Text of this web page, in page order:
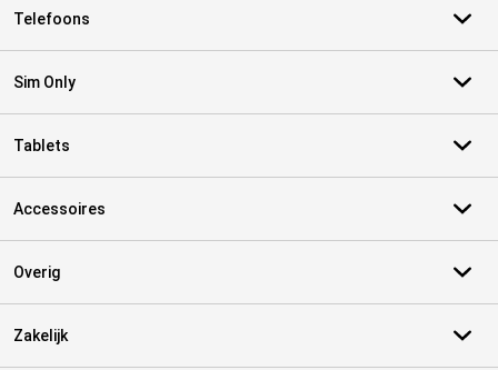
Telefoons
Sim Only
Tablets
Accessoires
Overig
Zakelijk